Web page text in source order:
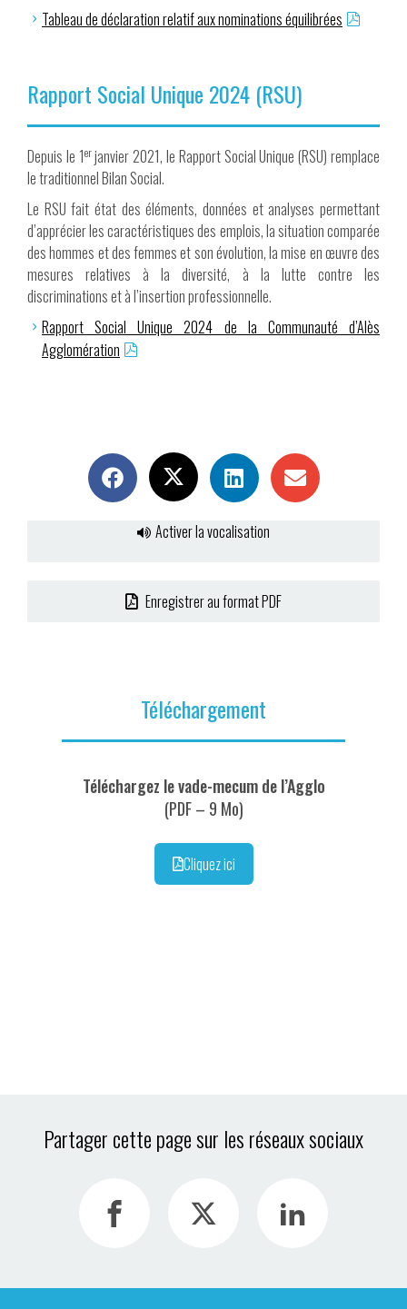
Tableau de déclaration relatif aux nominations équilibrées
Rapport Social Unique 2024 (RSU)
Depuis le 1erjanvier 2021, le Rapport Social Unique (RSU) remplace
le traditionnel Bilan Social.
Le RSU fait état des éléments, données et analyses permettant
d’apprécier les caractéristiques des emplois, la situation comparée
des hommes et des femmes et son évolution, la mise en œuvre des
mesures relatives à la diversité, à la lutte contre les
discriminations et à l’insertion professionnelle.
Rapport Social Unique 2024 de la Communauté d’Alès
Agglomération
Activer la vocalisation
Enregistrer au format PDF
Téléchargement
Téléchargez le vade-mecum de l’Agglo
(PDF – 9 Mo)
Cliquez ici
Partager cette page sur les réseaux sociaux